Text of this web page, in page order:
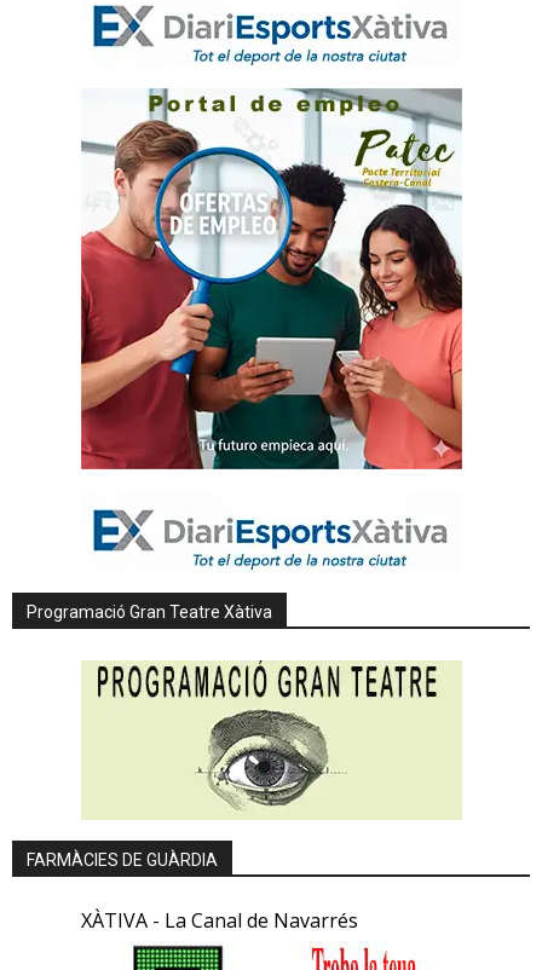
Programació Gran Teatre Xàtiva
FARMÀCIES DE GUÀRDIA
XÀTIVA - La Canal de Navarrés